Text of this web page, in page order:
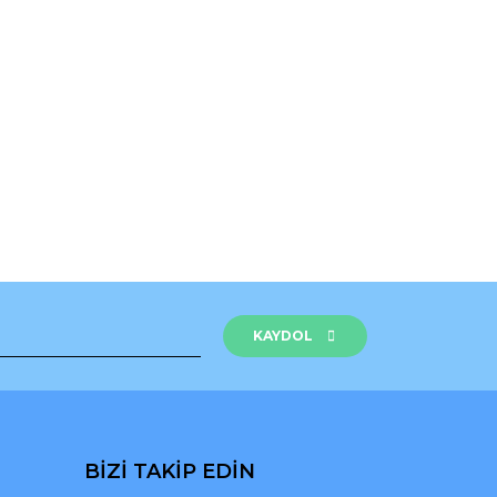
tarafımıza iletebilirsiniz.
KAYDOL
BİZİ TAKİP EDİN